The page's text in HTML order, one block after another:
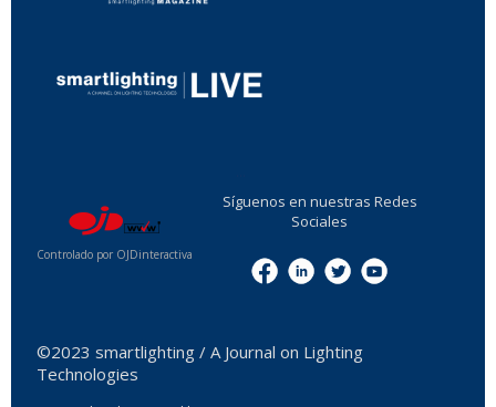
Controlado por OJDinteractiva
Síguenos en nuestras Redes
Sociales
©2023 smartlighting / A Journal on Lighting
Technologies